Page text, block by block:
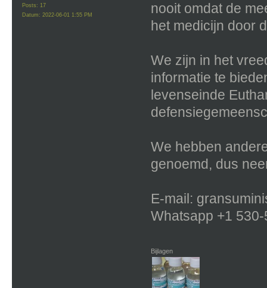
Posts: 17
Datum: 2022-06-01 1:55 PM
nooit omdat de
het medicijn door
We zijn in het
informatie te
levenseinde
We hebben
genoemd, dus
E-mail:
Whatsapp +1
Bijlagen